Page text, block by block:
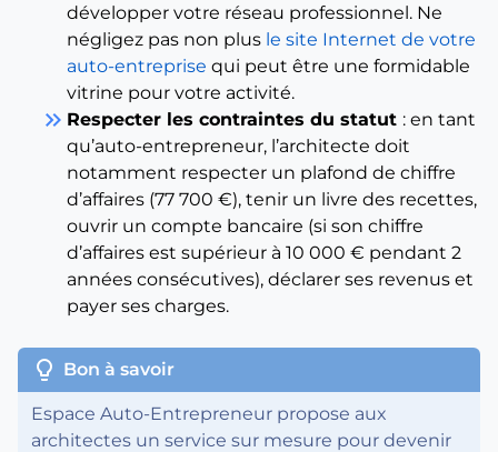
développer votre réseau professionnel. Ne
négligez pas non plus le site Internet de votre
auto-entreprise qui peut être une formidable
vitrine pour votre activité.
keyboard_double_arrow_right Respecter les contraintes du statut : en tant
qu’auto-entrepreneur, l’architecte doit
notamment respecter un plafond de chiffre
d’affaires (77 700 €), tenir un livre des recettes,
ouvrir un compte bancaire (si son chiffre
d’affaires est supérieur à 10 000 € pendant 2
années consécutives), déclarer ses revenus et
payer ses charges.
lightbulb Bon à savoir
Espace Auto-Entrepreneur propose aux
architectes un service sur mesure pour devenir